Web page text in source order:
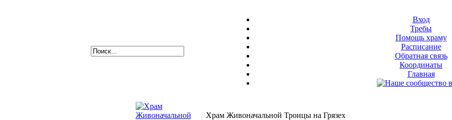
Вход
Требы
Помощь храму
Расписание
Обратная связь
Координаты
Главная
Храм Живоначальной Троицы на Грязех